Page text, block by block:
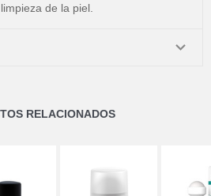
de la piel.
RELACIONADOS